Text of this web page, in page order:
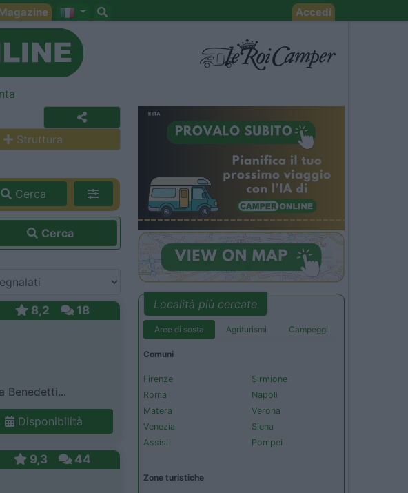
Accedi
Struttura
Cerca
Cerca
8,2 18
Benedetti...
Disponibilità
9,3 44
Località più cercate
Aree di sosta Agriturismi Campeggi
Comuni
Firenze
Roma
Matera
Venezia
Assisi
Sirmione
Napoli
Verona
Siena
Pompei
Zone turistiche